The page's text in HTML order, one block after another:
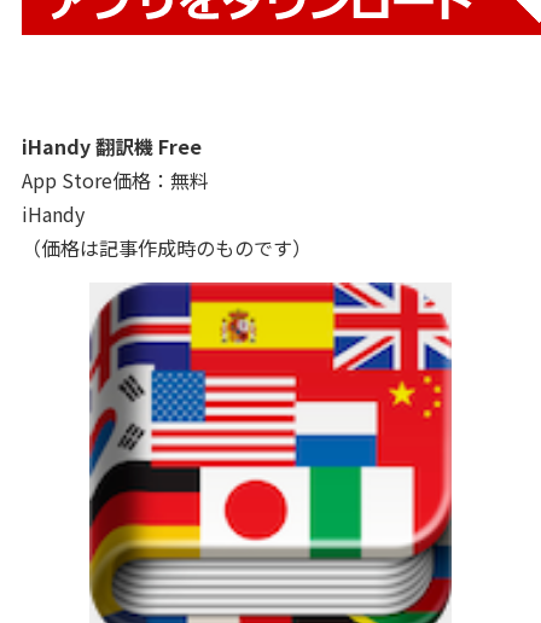
iHandy 翻訳機 Free
App Store価格：無料
iHandy
（価格は記事作成時のものです）